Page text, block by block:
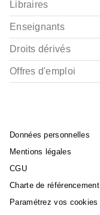
Libraires
Enseignants
Droits dérivés
Offres d'emploi
Données personnelles
Mentions légales
CGU
Charte de référencement
Paramétrez vos cookies